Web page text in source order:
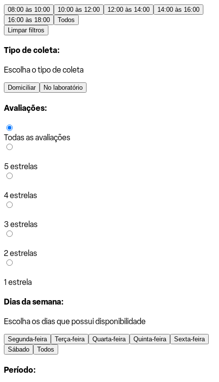
08:00 às 10:00 10:00 às 12:00 12:00 às 14:00
14:00 às 16:00
16:00 às 18:00
Todos
Limpar filtros
Tipo de coleta:
Escolha o tipo de coleta
Domiciliar No laboratório
Avaliações:
Todas as avaliações
5 estrelas
4 estrelas
3 estrelas
2 estrelas
1 estrela
Dias da semana:
Escolha os dias que possui disponibilidade
Segunda-feira Terça-feira Quarta-feira Quinta-feira
Sexta-feira
Sábado
Todos
Período: